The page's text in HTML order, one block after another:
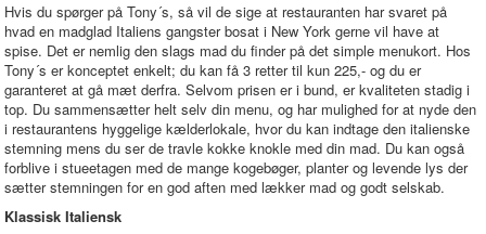
Hvis du spørger på Tony´s, så vil de sige at restauranten har svaret på
hvad en madglad Italiens gangster bosat i New York gerne vil have at
spise. Det er nemlig den slags mad du finder på det simple menukort. Hos
Tony´s er konceptet enkelt; du kan få 3 retter til kun 225,- og du er
garanteret at gå mæt derfra. Selvom prisen er i bund, er kvaliteten stadig i
top. Du sammensætter helt selv din menu, og har mulighed for at nyde den
i restaurantens hyggelige kælderlokale, hvor du kan indtage den italienske
stemning mens du ser de travle kokke knokle med din mad. Du kan også
forblive i stueetagen med de mange kogebøger, planter og levende lys der
sætter stemningen for en god aften med lækker mad og godt selskab.
Klassisk Italiensk